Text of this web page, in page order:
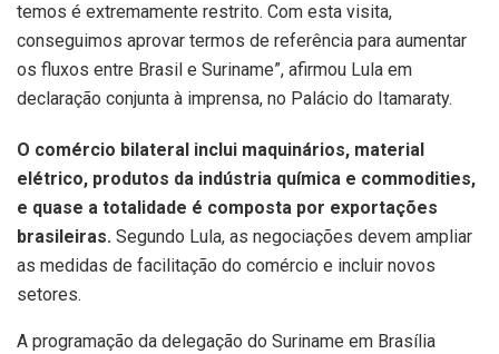
temos é extremamente restrito. Com esta visita,
conseguimos aprovar termos de referência para aumentar
os fluxos entre Brasil e Suriname”, afirmou Lula em
declaração conjunta à imprensa, no Palácio do Itamaraty.
O comércio bilateral inclui maquinários, material
elétrico, produtos da indústria química e commodities,
e quase a totalidade é composta por exportações
brasileiras. Segundo Lula, as negociações devem ampliar
as medidas de facilitação do comércio e incluir novos
setores.
A programação da delegação do Suriname em Brasília